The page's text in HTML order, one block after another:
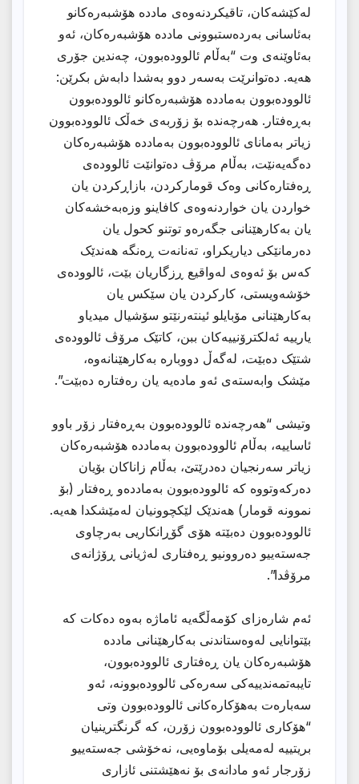
لەکێشەکان، تاقیکردنەوەی ماددە هۆشبەرەکانو
بەئاسانی بەردەستبوونی ماددە هۆشبەرەکان، ئەو
بەئاوێنەی وت “بەڵام ئالوودەبوون، چەندین جۆری
هەیە. دەتوانرێت بەسەر دوو بەشدا دابەش بکرێن:
ئالوودەبوون بەماددە هۆشبەرەکانو ئالوودەبوون
بەڕەفتار. هەرچەندە بۆ زۆربەی خەڵک ئالوودەبوون
زیاتر بەمانای ئالوودەبوون بەماددە هۆشبەرەکان
دەگەیەنێت، بەڵام مرۆڤ دەتوانێت ئالوودەی
ڕەفتارەکانی وەک قومارکردن، بازاڕکردن یان
خواردن یان خواردنەوەی کافاینو وزەبەخشەکان
یان بەکارهێنانی جگەرەو توتنو کحول یان
دەرمانێکی دیاریکراو، تەنانەت ڕەنگە هەندێک
کەس بۆ ئەوەی لەواقیع ڕزگاریان بێت، ئالوودەی
خۆشەویستی، کارکردن یان سێکس یان
بەکارهێنانی مۆبایلو ئینتەرنێتو سۆشیال میدیاو
یارییە ئەلکترۆنییەکان ببن، کاتێک مرۆڤ ئالوودەی
شتێک دەبێت، لەگەڵ دووبارە بەکارهێنانەوە،
مێشک وابەستەی ئەو مادەیە یان رەفتارە دەبێت”.
وتیشی “هەرچەندە ئالوودەبوون بەڕەفتار زۆر باوو
ئاساییە، بەڵام ئالوودەبوون بەماددە هۆشبەرەکان
زیاتر سەرنجیان دەدرێتێ، بەڵام زاناکان بۆیان
دەرکەوتووە کە ئالوودەبوون بەماددەو ڕەفتار (بۆ
نموونە قومار) هەندێک لێکچوونیان لەمێشکدا هەیە.
ئالوودەبوون دەبێتە هۆی گۆڕانکاریی بەرچاوی
جەستەییو دەروونیو ڕەفتاری لەژیانی ڕۆژانەی
مرۆڤدا”.
ئەم شارەزای کۆمەڵگەیە ئاماژە بەوە دەکات کە
بێتوانایی لەوەستاندنی بەکارهێنانی ماددە
هۆشبەرەکان یان ڕەفتاری ئالوودەبوون،
تایبەتمەندییەکی سەرەکی ئالوودەبوونە، ئەو
سەبارەت بەهۆکارەکانی ئالوودەبوون وتی
“هۆکاری ئالوودەبوون زۆرن، کە گرنگترینیان
بریتییە لەمەیلی بۆماوەیی، نەخۆشی جەستەییو
زۆرجار ئەو مادانەی بۆ نەهێشتنی ئازاری